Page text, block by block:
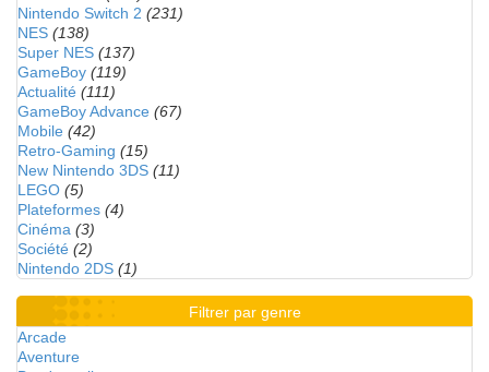
Nintendo Switch 2 (231)
NES (138)
Super NES (137)
GameBoy (119)
Actualité (111)
GameBoy Advance (67)
Mobile (42)
Retro-Gaming (15)
New Nintendo 3DS (11)
LEGO (5)
Plateformes (4)
Cinéma (3)
Société (2)
Nintendo 2DS (1)
Filtrer par genre
Arcade
Aventure